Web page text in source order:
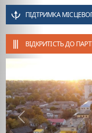
ПІДТРИМКА
ВІДКРИТІСТЬ ДО
Previous